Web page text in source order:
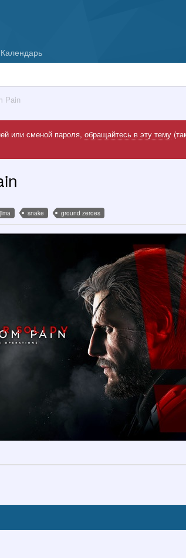
Календарь
Pain
или сменой пароля, обращайтесь в эту тему
snake ground zeroes